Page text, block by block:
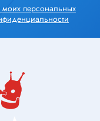
моих персональных